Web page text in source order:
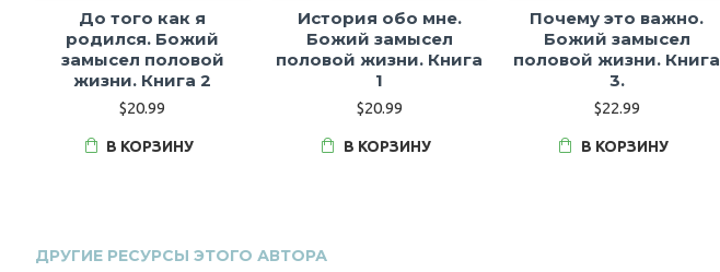
До того как я
родился. Божий
замысел половой
жизни. Книга 2
$20.99
В КОРЗИНУ
История обо мне.
Божий замысел
половой жизни. Книга
1
$20.99
В КОРЗИНУ
Почему это важно.
Божий замысел
половой жизни. Книга
3.
$22.99
В КОРЗИНУ
ДРУГИЕ РЕСУРСЫ ЭТОГО АВТОРА